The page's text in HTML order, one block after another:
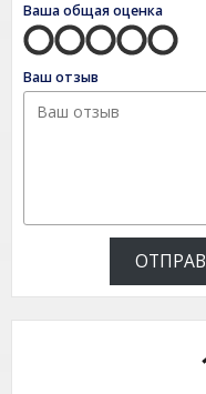
Ваша общая оценка
Ваш отзыв